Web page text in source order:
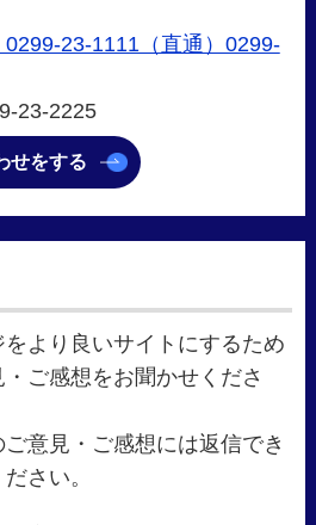
0299-23-1111（直通）0299-
23-2225
せをする
より良いサイトにするため
ご感想をお聞かせくださ
意見・ご感想には返信でき
さい。